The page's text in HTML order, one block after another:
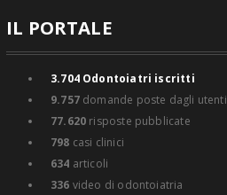
IL PORTALE
3.704Odontoiatri iscritti
9.757domande poste dagli utenti
77.620 risposte pubblicate
798 casi clinici
634 articoli
336 video di odontoiatria